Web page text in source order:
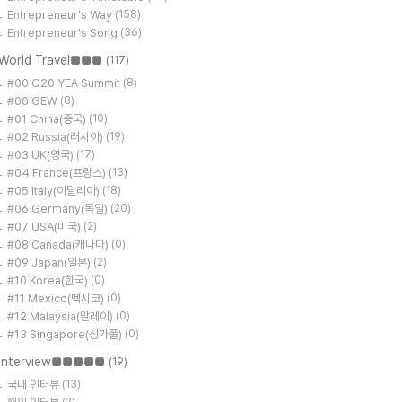
Entrepreneur's Way (158)
Entrepreneur's Song (36)
Travel■■■ (117)
#00 G20 YEA Summit (8)
#00 GEW (8)
#01 China(중국) (10)
#02 Russia(러시아) (19)
#03 UK(영국) (17)
#04 France(프랑스) (13)
#05 Italy(이탈리아) (18)
#06 Germany(독일) (20)
#07 USA(미국) (2)
#08 Canada(캐나다) (0)
#09 Japan(일본) (2)
#10 Korea(한국) (0)
#11 Mexico(멕시코) (0)
#12 Malaysia(말레이) (0)
#13 Singapore(싱가폴) (0)
(19)
국내 인터뷰 (13)